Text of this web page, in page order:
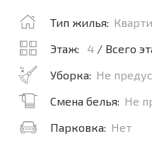
Тип жилья:
Этаж:
4 / Всего
Уборка: Не
Смена белья: Не
Парковка: Нет